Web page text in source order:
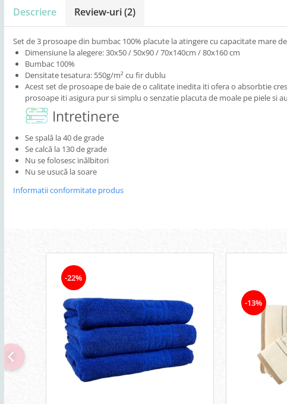
Descriere Review-uri(2)
Set de 3 prosoape din bumbac 100% placute la atingere cu capacitate mare
Dimensiune la alegere: 30x50 / 50x90 / 70x140cm / 80x160 cm
Bumbac 100%
Densitate tesatura: 550g/m² cu fir dublu
Acest set de prosoape de baie de o calitate inedita iti ofera o absorbtie
prosoape iti asigura pur si simplu o senzatie placuta de moale pe piele si
Intretinere
Se spală la 40 de grade
Se calcă la 130 de grade
Nu se folosesc inălbitori
Nu se usucă la soare
Informatii conformitate produs
-22%
-13%